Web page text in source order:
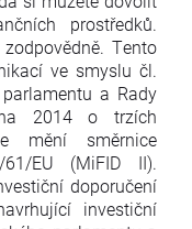
prostředků.
Tento
ve smyslu čl.
a Rady
2014 o trzích
mění směrnice
EU (MiFID II).
doporučení
investiční